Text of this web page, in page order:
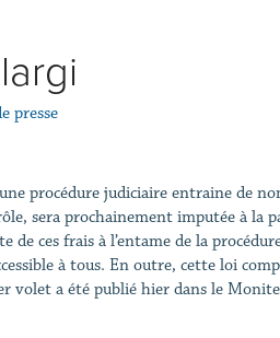
presse
procédure judiciaire entraine de
sera prochainement imputée à la
de ces frais à l’entame de la
à tous. En outre, cette loi
volet a été publié hier dans le